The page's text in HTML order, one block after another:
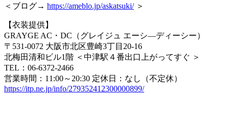
＜ブログ→ https://ameblo.jp/askatsuki/＞
【衣装提供】
GRAYGE AC・DC（グレイジュ エーシ―ディーシー）
〒531-0072 大阪市北区豊崎3丁目20-16
北梅田清和ビル1階 ＜中津駅４番出口上がってすぐ ＞
TEL：06-6372-2466
営業時間：11:00～20:30 定休日：なし（不定休）
https://itp.ne.jp/info/279352412300000899/